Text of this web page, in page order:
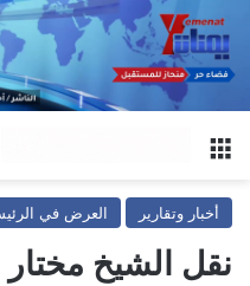
أخبار وتقارير العرض في
نقل الشيخ